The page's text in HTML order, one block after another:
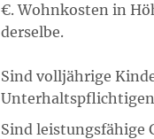
€. Wohnkosten in
derselbe.
Sind volljährige
Unterhaltspflichtigen
Sind leistungsfähige